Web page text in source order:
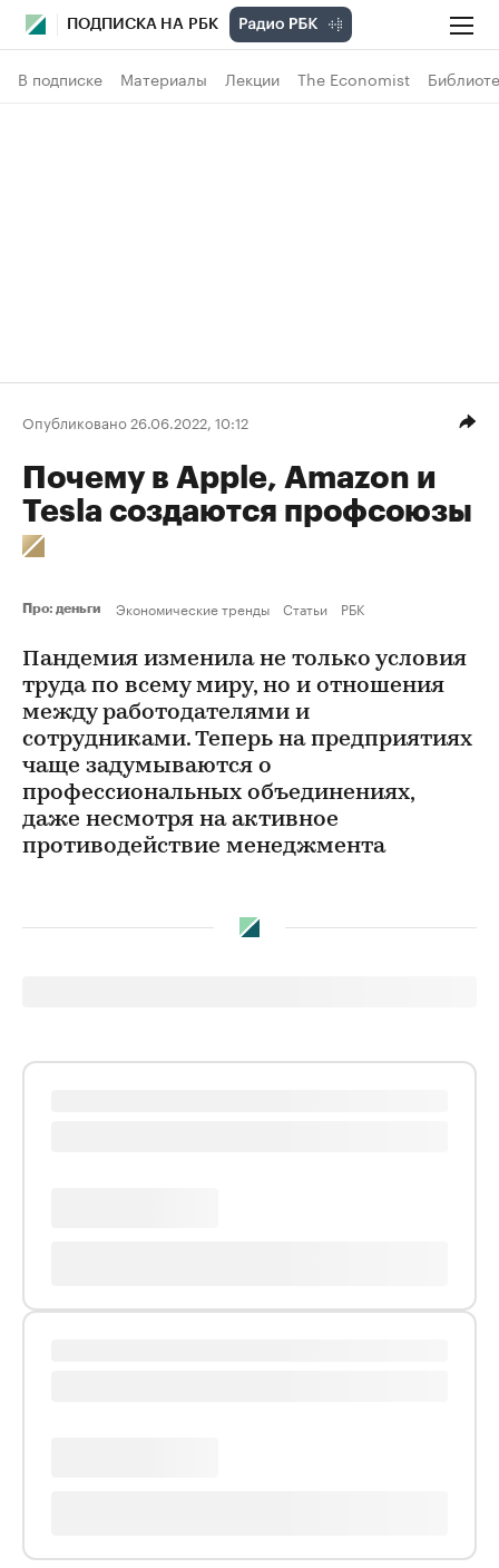
ПОДПИСКА НА РБК
В подписке Материалы Лекции The Economist
Опубликовано 26.06.2022, 10:12
Почему в Apple, Amazon и
Tesla создаются профсоюзы
Про: деньги Экономические тренды Статьи РБК
Пандемия изменила не только условия
труда по всему миру, но и отношения
между работодателями и
сотрудниками. Теперь на предприятиях
чаще задумываются о
профессиональных объединениях,
даже несмотря на активное
противодействие менеджмента